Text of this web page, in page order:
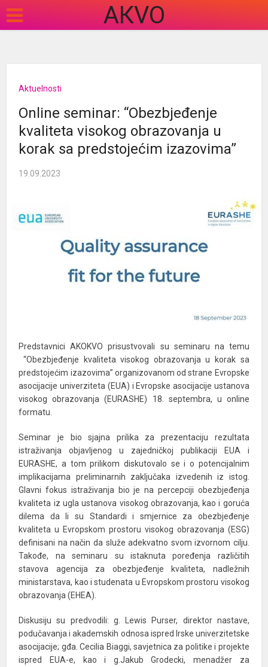
АКVO
Aktuelnosti
Online seminar: “Obezbjeđenje
kvaliteta visokog obrazovanja u
korak sa predstojećim izazovima”
19.09.2023
Predstavnici AKOKVO prisustvovali su seminaru na temu
“Obezbjeđenje kvaliteta visokog obrazovanja u korak sa
predstojećim izazovima” organizovanom od strane Evropske
asocijacije univerziteta (EUA) i Evropske asocijacije ustanova
visokog obrazovanja (EURASHE) 18. septembra, u online
formatu.
Seminar je bio sjajna prilika za prezentaciju rezultata
istraživanja objavljenog u zajedničkoj publikaciji EUA i
EURASHE, a tom prilikom diskutovalo se i o potencijalnim
implikacijama preliminarnih zaključaka izvedenih iz istog.
Glavni fokus istraživanja bio je na percepciji obezbjeđenja
kvaliteta iz ugla ustanova visokog obrazovanja, kao i goruća
dilema da li su Standardi i smjernice za obezbjeđenje
kvaliteta u Evropskom prostoru visokog obrazovanja (ESG)
definisani na način da služe adekvatno svom izvornom cilju.
Takođe, na seminaru su istaknuta poređenja različitih
stavova agencija za obezbjeđenje kvaliteta, nadležnih
ministarstava, kao i studenata u Evropskom prostoru visokog
obrazovanja (EHEA).
Diskusiju su predvodili: g. Lewis Purser, direktor nastave,
podučavanja i akademskih odnosa ispred Irske univerzitetske
asocijacije; gđa. Cecilia Biaggi, savjetnica za politike i projekte
ispred EUA-e, kao i g.Jakub Grodecki, menadžer za